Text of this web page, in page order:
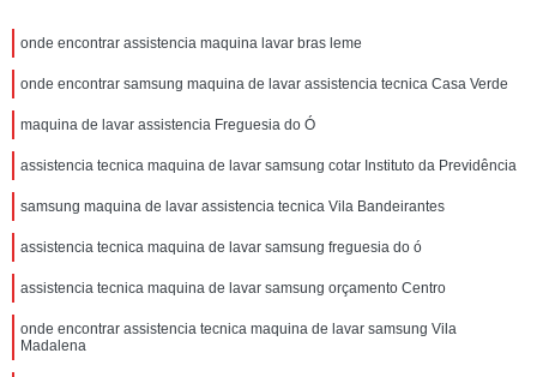
onde encontrar assistencia maquina lavar bras leme
onde encontrar samsung maquina de lavar assistencia tecnica Casa Verde
maquina de lavar assistencia Freguesia do Ó
assistencia tecnica maquina de lavar samsung cotar Instituto da Previdência
samsung maquina de lavar assistencia tecnica Vila Bandeirantes
assistencia tecnica maquina de lavar samsung freguesia do ó
assistencia tecnica maquina de lavar samsung orçamento Centro
onde encontrar assistencia tecnica maquina de lavar samsung Vila
Madalena